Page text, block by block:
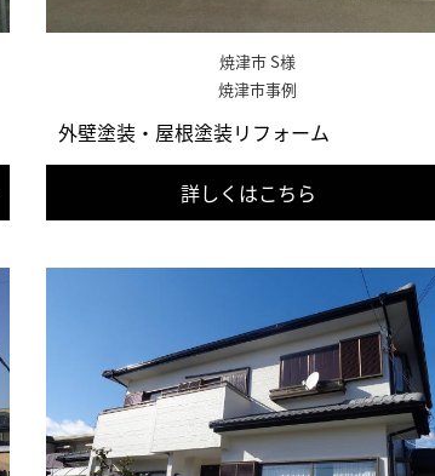
焼津市 S様
焼津市事例
外壁塗装・屋根塗装リフォーム
詳しくはこちら